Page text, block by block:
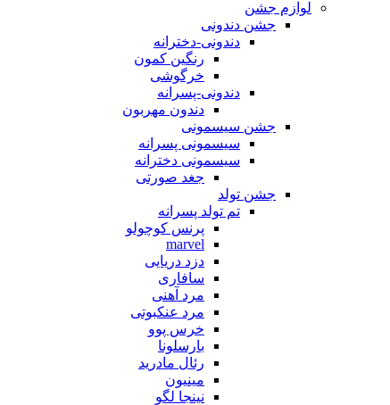
لوازم جشن
جشن دندونی
دندونی-دخترانه
رنگین کمون
خرگوشی
دندونی-پسرانه
دندون مهربون
جشن سیسمونی
سیسمونی پسرانه
سیسمونی دخترانه
جغد صورتی
جشن تولد
تم تولد پسرانه
پرنس کوچولو
marvel
دزد دریایی
سافاری
مرد آهنی
مرد عنکبوتی
خرس پوو
بارسلونا
رئال مادرید
مینیون
نینجا لگو